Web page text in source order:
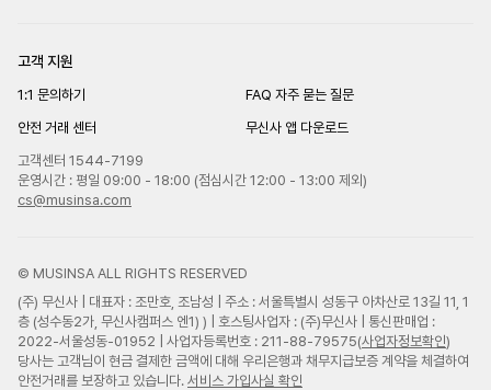
고객 지원
1:1 문의하기
FAQ 자주 묻는 질문
안전 거래 센터
무신사 앱 다운로드
고객센터 1544-7199
운영시간 : 평일 09:00 - 18:00 (점심시간 12:00 - 13:00 제외)
cs@musinsa.com
© MUSINSA ALL RIGHTS RESERVED
(주) 무신사 | 대표자 : 조만호, 조남성 | 주소 : 서울특별시 성동구 아차산로 13길 11, 1
층 (성수동2가, 무신사캠퍼스 엔1) ) | 호스팅사업자 : (주)무신사 | 통신판매업 :
2022-서울성동-01952 | 사업자등록번호 : 211-88-79575(사업자정보확인)
당사는 고객님이 현금 결제한 금액에 대해 우리은행과 채무지급보증 계약을 체결하여
안전거래를 보장하고 있습니다. 서비스 가입사실 확인